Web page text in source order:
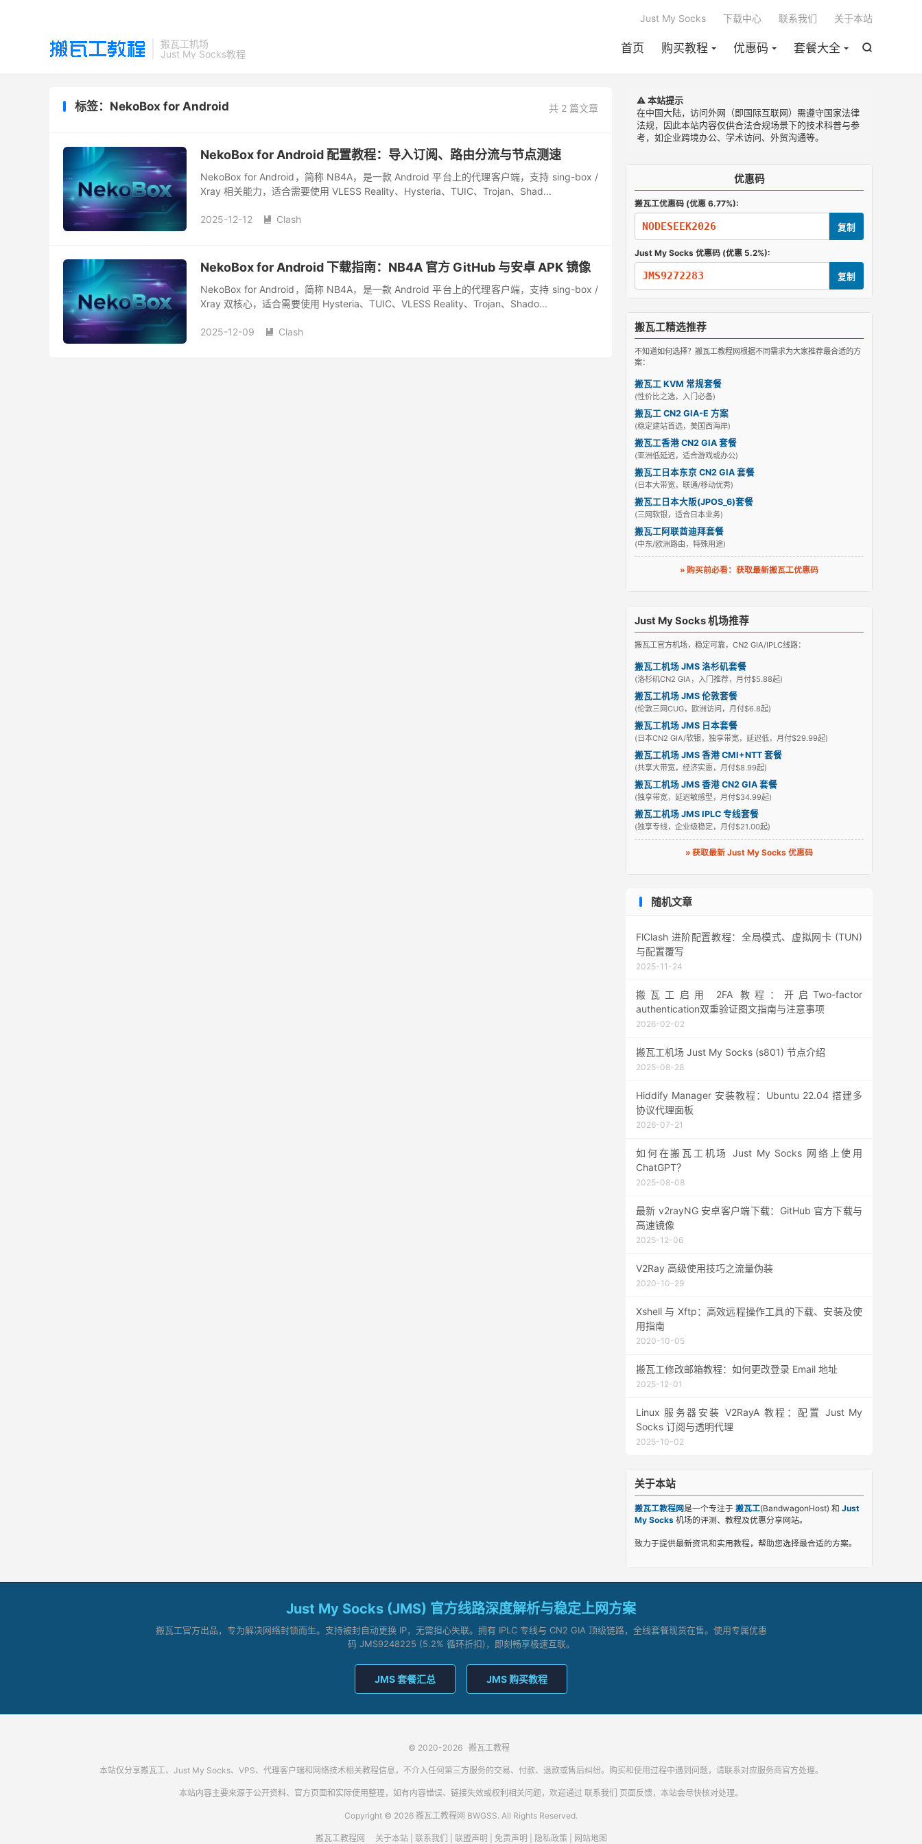
搬瓦工机场
Just My Socks教程

首页 购买教程 优惠码 套餐大全
Just My Socks 下载中心 联系我们 关于本站
共 2 篇文章
标签：NekoBox for Android
NekoBox for Android 配置教程：导入订阅、路由分流与节点测速
NekoBox for Android，简称 NB4A，是一款 Android 平台上的代理客户端，支持 sing-box /
Xray 相关能力，适合需要使用 VLESS Reality、Hysteria、TUIC、Trojan、Shad...
2025-12-12  Clash
NekoBox for Android 下载指南：NB4A 官方 GitHub 与安卓 APK 镜像
NekoBox for Android，简称 NB4A，是一款 Android 平台上的代理客户端，支持 sing-box /
Xray 双核心，适合需要使用 Hysteria、TUIC、VLESS Reality、Trojan、Shado...
2025-12-09  Clash
⚠️ 本站提示
在中国大陆，访问外网（即国际互联网）需遵守国家法律
法规，因此本站内容仅供合法合规场景下的技术科普与参
考，如企业跨境办公、学术访问、外贸沟通等。
优惠码
搬瓦工优惠码 (优惠 6.77%):
NODESEEK2026 复制
Just My Socks 优惠码 (优惠 5.2%):
JMS9272283 复制
搬瓦工精选推荐
不知道如何选择？搬瓦工教程网根据不同需求为大家推荐最合适的方
案：
搬瓦工 KVM 常规套餐
(性价比之选，入门必备)
搬瓦工 CN2 GIA-E 方案
(稳定建站首选，美国西海岸)
搬瓦工香港 CN2 GIA 套餐
(亚洲低延迟，适合游戏或办公)
搬瓦工日本东京 CN2 GIA 套餐
(日本大带宽，联通/移动优秀)
搬瓦工日本大阪(JPOS_6)套餐
(三网软银，适合日本业务)
搬瓦工阿联酋迪拜套餐
(中东/欧洲路由，特殊用途)
» 购买前必看：获取最新搬瓦工优惠码
Just My Socks 机场推荐
搬瓦工官方机场，稳定可靠，CN2 GIA/IPLC线路：
搬瓦工机场 JMS 洛杉矶套餐
(洛杉矶CN2 GIA，入门推荐，月付$5.88起)
搬瓦工机场 JMS 伦敦套餐
(伦敦三网CUG，欧洲访问，月付$6.8起)
搬瓦工机场 JMS 日本套餐
(日本CN2 GIA/软银，独享带宽，延迟低，月付$29.99起)
搬瓦工机场 JMS 香港 CMI+NTT 套餐
(共享大带宽，经济实惠，月付$8.99起)
搬瓦工机场 JMS 香港 CN2 GIA 套餐
(独享带宽，延迟敏感型，月付$34.99起)
搬瓦工机场 JMS IPLC 专线套餐
(独享专线，企业级稳定，月付$21.00起)
» 获取最新 Just My Socks 优惠码
随机文章
FlClash 进阶配置教程：全局模式、虚拟网卡 (TUN)
与配置覆写
2025-11-24
搬瓦工启用 2FA 教程：开启Two-factor
authentication双重验证图文指南与注意事项
2026-02-02
搬瓦工机场 Just My Socks (s801) 节点介绍
2025-08-28
Hiddify Manager 安装教程：Ubuntu 22.04 搭建多
协议代理面板
2026-07-21
如何在搬瓦工机场 Just My Socks 网络上使用
ChatGPT？
2025-08-08
最新 v2rayNG 安卓客户端下载：GitHub 官方下载与
高速镜像
2025-12-06
V2Ray 高级使用技巧之流量伪装
2020-10-29
Xshell 与 Xftp：高效远程操作工具的下载、安装及使
用指南
2020-10-05
搬瓦工修改邮箱教程：如何更改登录 Email 地址
2025-12-01
Linux 服务器安装 V2RayA 教程：配置 Just My
Socks 订阅与透明代理
2025-10-02
关于本站
搬瓦工教程网是一个专注于 搬瓦工(BandwagonHost) 和 Just
My Socks 机场的评测、教程及优惠分享网站。
致力于提供最新资讯和实用教程，帮助您选择最合适的方案。
Just My Socks (JMS) 官方线路深度解析与稳定上网方案
搬瓦工官方出品，专为解决网络封锁而生。支持被封自动更换 IP，无需担心失联。拥有 IPLC 专线与 CN2 GIA 顶级链路，全线套餐现货在售。使用专属优惠
码 JMS9248225 (5.2% 循环折扣)，即刻畅享极速互联。
JMS 套餐汇总 JMS 购买教程
© 2020-2026 搬瓦工教程
本站仅分享搬瓦工、Just My Socks、VPS、代理客户端和网络技术相关教程信息，不介入任何第三方服务的交易、付款、退款或售后纠纷。购买和使用过程中遇到问题，请联系对应服务商官方处理。
本站内容主要来源于公开资料、官方页面和实际使用整理，如有内容错误、链接失效或权利相关问题，欢迎通过 联系我们 页面反馈，本站会尽快核对处理。
Copyright © 2026 搬瓦工教程网 BWGSS. All Rights Reserved.
搬瓦工教程网 关于本站| 联系我们 联盟声明 免责声明 隐私政策 网站地图